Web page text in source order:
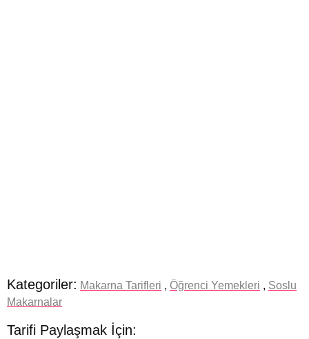
Kategoriler: Makarna Tarifleri , Öğrenci Yemekleri , Soslu
Makarnalar
Tarifi Paylaşmak İçin: